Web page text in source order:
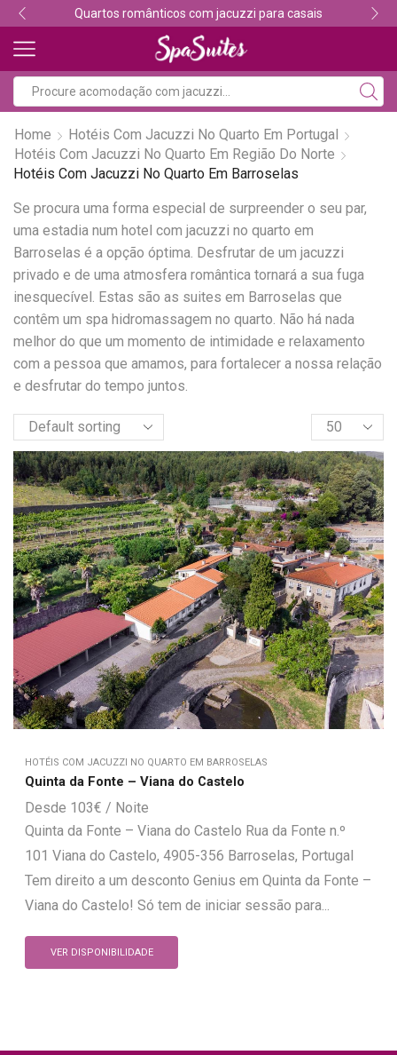
Quartos românticos com jacuzzi para casais
Home
Hotéis Com Jacuzzi No Quarto Em Portugal
Hotéis Com Jacuzzi No Quarto Em Região Do Norte
Hotéis Com Jacuzzi No Quarto Em Barroselas
Se procura uma forma especial de surpreender o seu par,
uma estadia num hotel com jacuzzi no quarto em
Barroselas é a opção óptima. Desfrutar de um jacuzzi
privado e de uma atmosfera romântica tornará a sua fuga
inesquecível. Estas são as suites em Barroselas que
contêm um spa hidromassagem no quarto. Não há nada
melhor do que um momento de intimidade e relaxamento
com a pessoa que amamos, para fortalecer a nossa relação
e desfrutar do tempo juntos.
HOTÉIS COM JACUZZI NO QUARTO EM BARROSELAS
Quinta da Fonte – Viana do Castelo
103€
Quinta da Fonte – Viana do Castelo Rua da Fonte n.º
101 Viana do Castelo, 4905-356 Barroselas, Portugal
Tem direito a um desconto Genius em Quinta da Fonte –
Viana do Castelo! Só tem de iniciar sessão para...
VER DISPONIBILIDADE